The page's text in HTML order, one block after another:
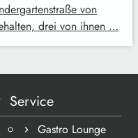
von
drei von ihnen …
Service
Gastro Lounge